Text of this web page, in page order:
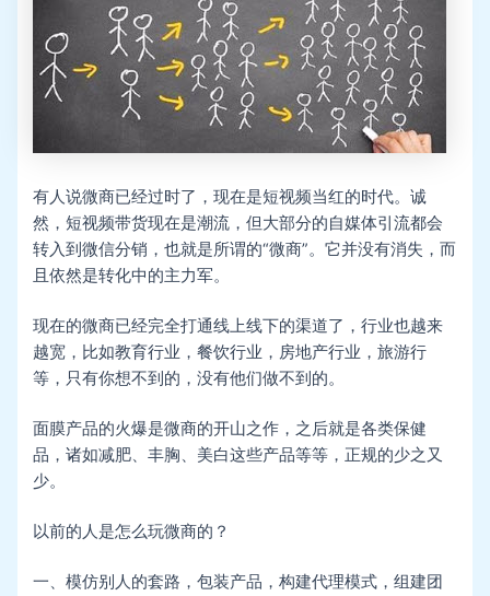
有人说微商已经过时了，现在是短视频当红的时代。诚
然，短视频带货现在是潮流，但大部分的自媒体引流都会
转入到微信分销，也就是所谓的“微商”。它并没有消失，而
且依然是转化中的主力军。
现在的微商已经完全打通线上线下的渠道了，行业也越来
越宽，比如教育行业，餐饮行业，房地产行业，旅游行
等，只有你想不到的，没有他们做不到的。
面膜产品的火爆是微商的开山之作，之后就是各类保健
品，诸如减肥、丰胸、美白这些产品等等，正规的少之又
少。
以前的人是怎么玩微商的？
一、模仿别人的套路，包装产品，构建代理模式，组建团